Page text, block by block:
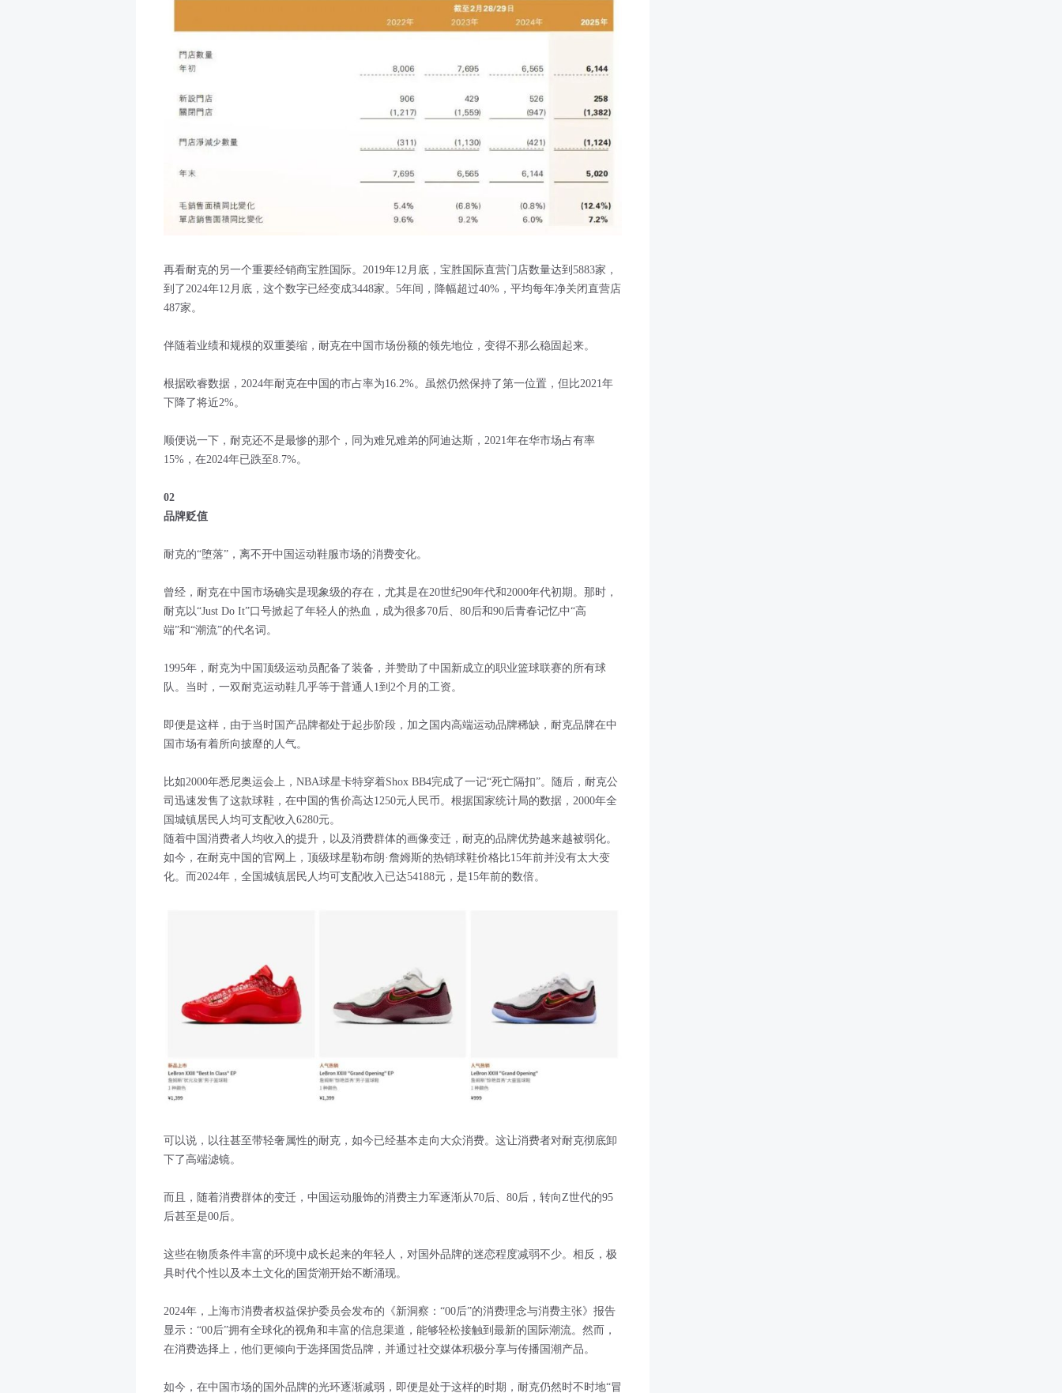
再看耐克的另一个重要经销商宝胜国际。2019年12月底，宝胜国际直营门店数量达到5883家，
到了2024年12月底，这个数字已经变成3448家。5年间，降幅超过40%，平均每年净关闭直营店
487家。
伴随着业绩和规模的双重萎缩，耐克在中国市场份额的领先地位，变得不那么稳固起来。
根据欧睿数据，2024年耐克在中国的市占率为16.2%。虽然仍然保持了第一位置，但比2021年
下降了将近2%。
顺便说一下，耐克还不是最惨的那个，同为难兄难弟的阿迪达斯，2021年在华市场占有率
15%，在2024年已跌至8.7%。
02
品牌贬值
耐克的“堕落”，离不开中国运动鞋服市场的消费变化。
曾经，耐克在中国市场确实是现象级的存在，尤其是在20世纪90年代和2000年代初期。那时，
耐克以“Just Do It”口号掀起了年轻人的热血，成为很多70后、80后和90后青春记忆中“高
端”和“潮流”的代名词。
1995年，耐克为中国顶级运动员配备了装备，并赞助了中国新成立的职业篮球联赛的所有球
队。当时，一双耐克运动鞋几乎等于普通人1到2个月的工资。
即便是这样，由于当时国产品牌都处于起步阶段，加之国内高端运动品牌稀缺，耐克品牌在中
国市场有着所向披靡的人气。
比如2000年悉尼奥运会上，NBA球星卡特穿着Shox BB4完成了一记“死亡隔扣”。随后，耐克公
司迅速发售了这款球鞋，在中国的售价高达1250元人民币。根据国家统计局的数据，2000年全
国城镇居民人均可支配收入6280元。
随着中国消费者人均收入的提升，以及消费群体的画像变迁，耐克的品牌优势越来越被弱化。
如今，在耐克中国的官网上，顶级球星勒布朗·詹姆斯的热销球鞋价格比15年前并没有太大变
化。而2024年，全国城镇居民人均可支配收入已达54188元，是15年前的数倍。
可以说，以往甚至带轻奢属性的耐克，如今已经基本走向大众消费。这让消费者对耐克彻底卸
下了高端滤镜。
而且，随着消费群体的变迁，中国运动服饰的消费主力军逐渐从70后、80后，转向Z世代的95
后甚至是00后。
这些在物质条件丰富的环境中成长起来的年轻人，对国外品牌的迷恋程度减弱不少。相反，极
具时代个性以及本土文化的国货潮开始不断涌现。
2024年，上海市消费者权益保护委员会发布的《新洞察：“00后”的消费理念与消费主张》报告
显示：“00后”拥有全球化的视角和丰富的信息渠道，能够轻松接触到最新的国际潮流。然而，
在消费选择上，他们更倾向于选择国货品牌，并通过社交媒体积极分享与传播国潮产品。
如今，在中国市场的国外品牌的光环逐渐减弱，即便是处于这样的时期，耐克仍然时不时地“冒